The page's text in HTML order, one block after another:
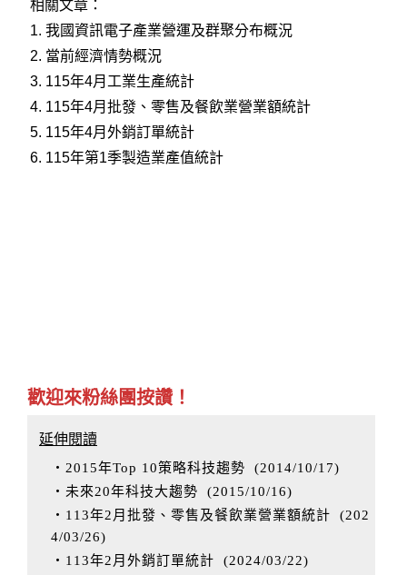
相關文章：
1. 我國資訊電子產業營運及群聚分布概況
2. 當前經濟情勢概況
3. 115年4月工業生產統計
4. 115年4月批發、零售及餐飲業營業額統計
5. 115年4月外銷訂單統計
6. 115年第1季製造業產值統計
歡迎來粉絲團按讚！
延伸閱讀
‧2015年Top 10策略科技趨勢 (2014/10/17)
‧未來20年科技大趨勢 (2015/10/16)
‧113年2月批發、零售及餐飲業營業額統計 (202
4/03/26)
‧113年2月外銷訂單統計 (2024/03/22)